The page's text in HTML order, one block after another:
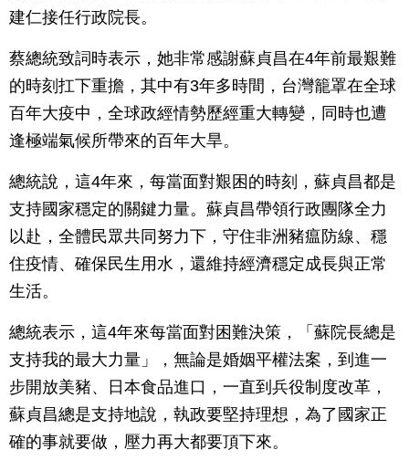
建仁接任行政院長。
蔡總統致詞時表示，她非常感謝蘇貞昌在4年前最艱難
的時刻扛下重擔，其中有3年多時間，台灣籠罩在全球
百年大疫中，全球政經情勢歷經重大轉變，同時也遭
逢極端氣候所帶來的百年大旱。
總統說，這4年來，每當面對艱困的時刻，蘇貞昌都是
支持國家穩定的關鍵力量。蘇貞昌帶領行政團隊全力
以赴，全體民眾共同努力下，守住非洲豬瘟防線、穩
住疫情、確保民生用水，還維持經濟穩定成長與正常
生活。
總統表示，這4年來每當面對困難決策，「蘇院長總是
支持我的最大力量」，無論是婚姻平權法案，到進一
步開放美豬、日本食品進口，一直到兵役制度改革，
蘇貞昌總是支持地說，執政要堅持理想，為了國家正
確的事就要做，壓力再大都要頂下來。